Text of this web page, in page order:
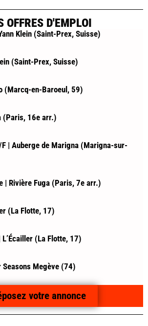
OFFRES D'EMPLOI
Klein (Saint-Prex, Suisse)
(Saint-Prex, Suisse)
(Marcq-en-Baroeul, 59)
(Paris, 16e arr.)
| Auberge de Marigna (Marigna-sur-
| Rivière Fuga (Paris, 7e arr.)
(La Flotte, 17)
(La Flotte, 17)
Seasons Megève (74)
votre annonce